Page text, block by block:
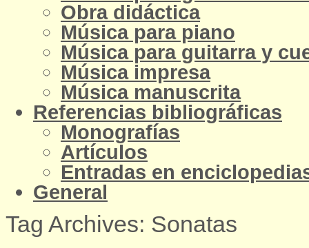
Obra didáctica
Música para piano
Música para guitarra y
Música impresa
Música manuscrita
Referencias bibliográficas
Monografías
Artículos
Entradas en
General
Tag Archives: Sonatas